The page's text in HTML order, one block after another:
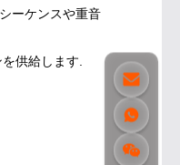
ーケンスや重音
供給します.